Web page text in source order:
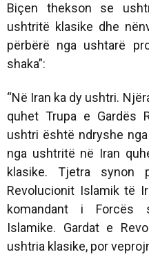
Biçen thekson se
ushtritë klasike dhe
përbërë nga ushtarë
shaka”:
“Në Iran ka dy ushtri.
quhet Trupa e Gardës
ushtri është ndryshe
nga ushtritë në Iran
klasike. Tjetra synon
Revolucionit Islamik të
komandant i Forcës
Islamike. Gardat e
ushtria klasike, por